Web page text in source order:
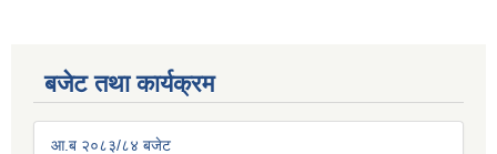
बजेट तथा कार्यक्रम
आ.ब २०८३/८४ बजेट